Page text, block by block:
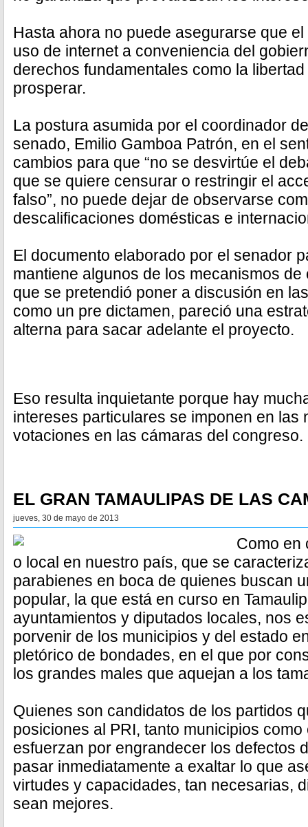
Hasta ahora no puede asegurarse que
uso de internet a conveniencia del
derechos fundamentales como la
prosperar.
La postura asumida por el coordinador
senado, Emilio Gamboa Patrón, en el
cambios para que “no se desvirtúe el
que se quiere censurar o restringir el
falso”, no puede dejar de observarse
descalificaciones domésticas e
El documento elaborado por el senador
mantiene algunos de los mecanismos
que se pretendió poner a discusión en
como un pre dictamen, pareció una
alterna para sacar adelante el proyecto.
Eso resulta inquietante porque hay
intereses particulares se imponen en las
votaciones en las cámaras del congreso.
EL GRAN TAMAULIPAS DE LAS
jueves, 30 de mayo de 2013
Como en
o local en nuestro país, que se
parabienes en boca de quienes buscan
popular, la que está en curso en
ayuntamientos y diputados locales, nos
porvenir de los municipios y del estado
pletórico de bondades, en el que por
los grandes males que aquejan a los
Quienes son candidatos de los partidos
posiciones al PRI, tanto municipios
esfuerzan por engrandecer los defectos
pasar inmediatamente a exaltar lo que
virtudes y capacidades, tan necesarias,
sean mejores.